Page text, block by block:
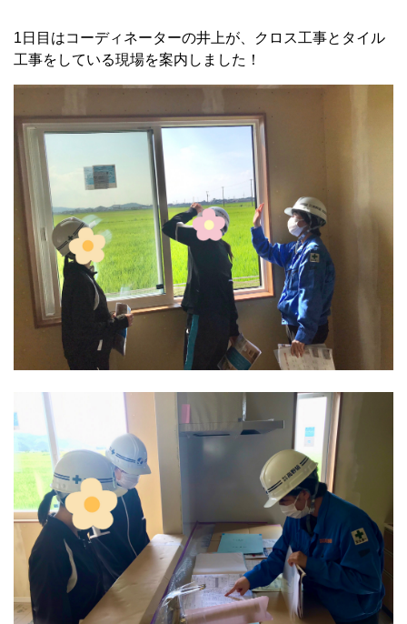
1日目はコーディネーターの井上が、クロス工事とタイル
工事をしている現場を案内しました！